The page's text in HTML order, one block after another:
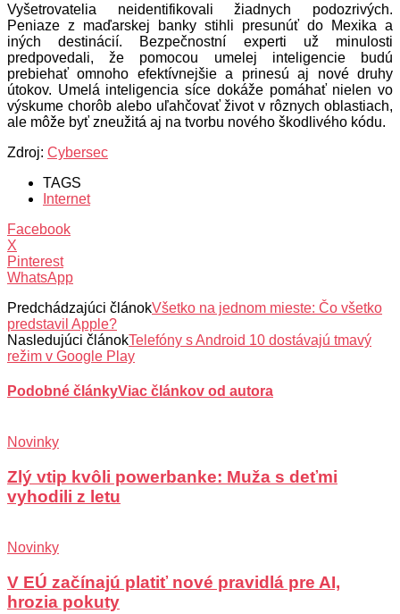
Vyšetrovatelia neidentifikovali žiadnych podozrivých.
Peniaze z maďarskej banky stihli presunúť do Mexika a
iných destinácií. Bezpečnostní experti už minulosti
predpovedali, že pomocou umelej inteligencie budú
prebiehať omnoho efektívnejšie a prinesú aj nové druhy
útokov. Umelá inteligencia síce dokáže pomáhať nielen vo
výskume chorôb alebo uľahčovať život v rôznych oblastiach,
ale môže byť zneužitá aj na tvorbu nového škodlivého kódu.
Zdroj: Cybersec
TAGS
Internet
Facebook
X
Pinterest
WhatsApp
Predchádzajúci článokVšetko na jednom mieste: Čo všetko
predstavil Apple?
Nasledujúci článokTelefóny s Android 10 dostávajú tmavý
režim v Google Play
Podobné článkyViac článkov od autora
Novinky
Zlý vtip kvôli powerbanke: Muža s deťmi
vyhodili z letu
Novinky
V EÚ začínajú platiť nové pravidlá pre AI,
hrozia pokuty